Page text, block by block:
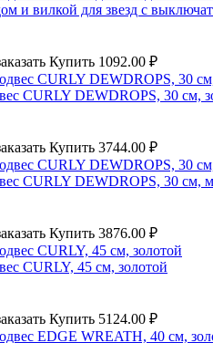
и вилкой для звезд с
Купить 1092.00 ₽
CURLY DEWDROPS, 30 см,
Купить 3744.00 ₽
CURLY DEWDROPS, 30 см,
Купить 3876.00 ₽
CURLY, 45 см, золотой
Купить 5124.00 ₽